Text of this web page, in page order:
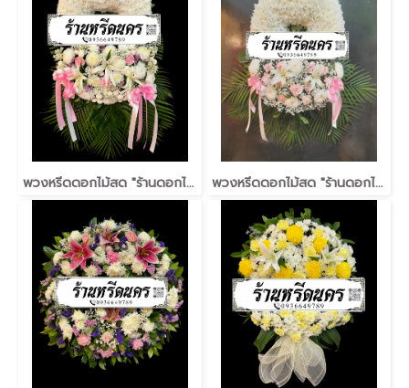
พวงหรีดดอกไม้สด "ร้านดอกไม้หรีดนคร" #ร้านพวงหรีดนครศรีธรรมราช บริการส่งพวงหรีดนครศรีธรรมราช พวงหรีดดอกไม้สด "ร้านดอกไม้หรีดนคร" #ร้านพวงหรีดนครศรีธรรมราช บริการส่งพวงหรีดนครศรีธรรมราช